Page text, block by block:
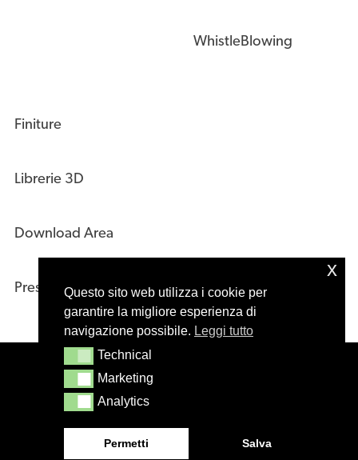
Questo sito web utilizza i cookie per
garantire la migliore esperienza di
navigazione possibile. Leggi tutto
TechnicalTechnical
MarketingMarketing
AnalyticsAnalytics
Permetti Salva
x
WhistleBlowing
Finiture
Librerie 3D
Download Area
Press Kit
© 2020 – Masiero s.r.l. Treviso – Italy – P.IVA
01244610265